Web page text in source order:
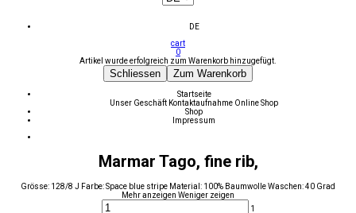
DE
cart
0
Artikel wurde erfolgreich zum Warenkorb hinzugefügt.
Schliessen Zum Warenkorb
Startseite
Unser Geschäft Kontaktaufnahme Online Shop
Shop
Impressum
Marmar Tago, fine rib,
Grösse: 128/8 J Farbe: Space blue stripe Material: 100% Baumwolle Waschen: 40 Grad
Mehr anzeigen Weniger zeigen
1